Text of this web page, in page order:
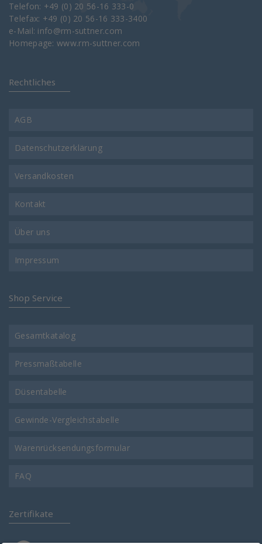
Telefon: +49 (0) 20 56-16 333-0
Telefax: +49 (0) 20 56-16 333-3400
e-Mail: info@rm-suttner.com
Homepage:www.rm-suttner.com
Rechtliches
AGB
Datenschutzerklärung
Versandkosten
Kontakt
Über uns
Impressum
Shop Service
Gesamtkatalog
Pressmaßtabelle
Düsentabelle
Gewinde-Vergleichstabelle
Warenrücksendungsformular
FAQ
Zertifikate